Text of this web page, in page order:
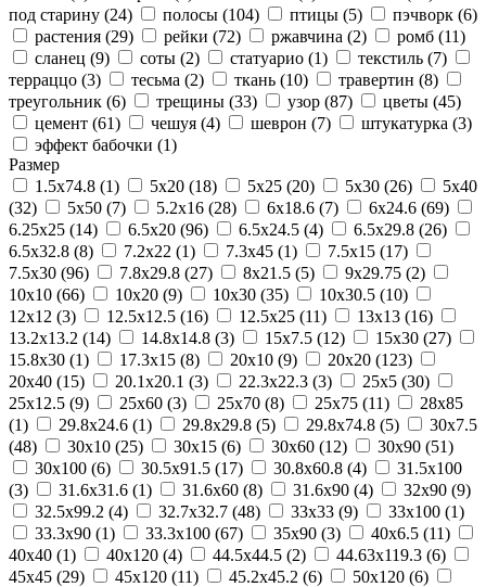
под старину (24) полосы (104) птицы (5) пэчворк (6)
растения (29) рейки (72) ржавчина (2) ромб (11)
сланец (9) соты (2) статуарио (1) текстиль (7)
терраццо (3) тесьма (2) ткань (10) травертин (8)
треугольник (6) трещины (33) узор (87) цветы (45)
цемент (61) чешуя (4) шеврон (7) штукатурка (3)
эффект бабочки (1)
Размер
1.5x74.8 (1) 5x20 (18) 5x25 (20) 5x30 (26)
5x40
(32)
5x50 (7) 5.2x16 (28) 6x18.6 (7) 6x24.6 (69)
6.25x25 (14) 6.5x20 (96) 6.5x24.5 (4) 6.5x29.8 (26)
6.5x32.8 (8) 7.2x22 (1) 7.3x45 (1) 7.5x15 (17)
7.5x30 (96) 7.8x29.8 (27) 8x21.5 (5) 9x29.75 (2)
10x10 (66) 10x20 (9) 10x30 (35) 10x30.5 (10)
12x12 (3) 12.5x12.5 (16) 12.5x25 (11) 13x13 (16)
13.2x13.2 (14) 14.8x14.8 (3) 15x7.5 (12) 15x30 (27)
15.8x30 (1) 17.3x15 (8) 20x10 (9) 20x20 (123)
20x40 (15) 20.1x20.1 (3) 22.3x22.3 (3) 25x5 (30)
25x12.5 (9) 25x60 (3) 25x70 (8) 25x75 (11)
28x85
(1)
29.8x24.6 (1) 29.8x29.8 (5) 29.8x74.8 (5)
30x7.5
(48)
30x10 (25) 30x15 (6) 30x60 (12) 30x90 (51)
30x100 (6) 30.5x91.5 (17) 30.8x60.8 (4)
31.5x100
(3)
31.6x31.6 (1) 31.6x60 (8) 31.6x90 (4) 32x90 (9)
32.5x99.2 (4) 32.7x32.7 (48) 33x33 (9) 33x100 (1)
33.3x90 (1) 33.3x100 (67) 35x90 (3) 40x6.5 (11)
40x40 (1) 40x120 (4) 44.5x44.5 (2) 44.63x119.3 (6)
45x45 (29) 45x120 (11) 45.2x45.2 (6) 50x120 (6)